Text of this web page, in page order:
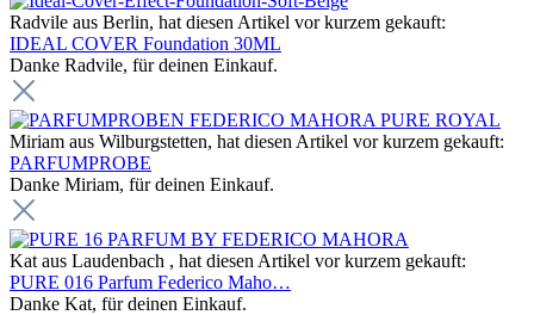
Radvile aus Berlin, hat diesen Artikel vor kurzem gekauft:
IDEAL COVER Foundation 30ML
Danke Radvile, für deinen Einkauf.
Miriam aus Wilburgstetten, hat diesen Artikel vor kurzem gekauft:
PARFUMPROBE
Danke Miriam, für deinen Einkauf.
Kat aus Laudenbach , hat diesen Artikel vor kurzem gekauft:
PURE 016 Parfum Federico Maho…
Danke Kat, für deinen Einkauf.